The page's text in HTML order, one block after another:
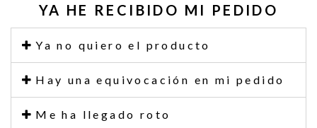
YA HE RECIBIDO MI PEDIDO
Ya no quiero el producto
Hay una equivocación en mi pedido
Me ha llegado roto